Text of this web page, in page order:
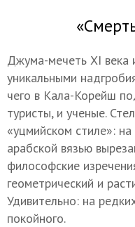
Джума-мечеть XI века
уникальными
чего в Кала-Корейш
туристы, и ученые.
«уцмийском стиле»:
арабской вязью
философские
геометрический и
Удивительно: на
покойного.